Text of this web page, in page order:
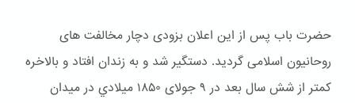
حضرت باب پس از این اعلان بزودی دچار مخالفت های
روحانیون اسلامی گردید. دستگیر شد و به زندان افتاد و بالاخره
کمتر از شش سال بعد در ۹ جولای ۱۸۵۰ ميلادي در میدان